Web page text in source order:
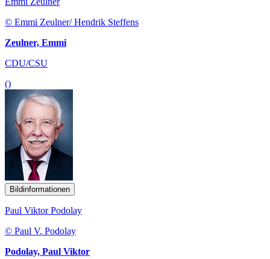
© Emmi Zeulner/ Hendrik Steffens
Zeulner, Emmi
CDU/CSU
()
Bildinformationen
Paul Viktor Podolay
© Paul V. Podolay
Podolay, Paul Viktor